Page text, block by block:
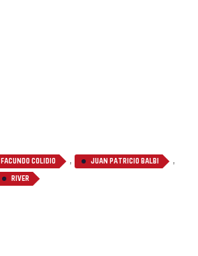
FACUNDO COLIDIO , JUAN PATRICIO BALBI ,
RIVER